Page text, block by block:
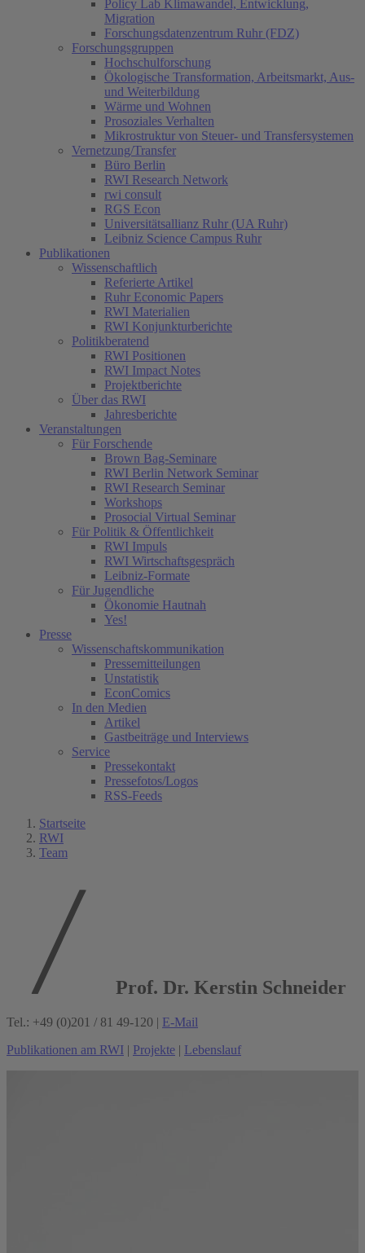
Policy Lab Klimawandel, Entwicklung,
Migration
Forschungsdatenzentrum Ruhr (FDZ)
Forschungsgruppen
Hochschulforschung
Ökologische Transformation, Arbeitsmarkt, Aus-
und Weiterbildung
Wärme und Wohnen
Prosoziales Verhalten
Mikrostruktur von Steuer- und Transfersystemen
Vernetzung/Transfer
Büro Berlin
RWI Research Network
rwi consult
RGS Econ
Universitätsallianz Ruhr (UA Ruhr)
Leibniz Science Campus Ruhr
Publikationen
Wissenschaftlich
Referierte Artikel
Ruhr Economic Papers
RWI Materialien
RWI Konjunkturberichte
Politikberatend
RWI Positionen
RWI Impact Notes
Projektberichte
Über das RWI
Jahresberichte
Veranstaltungen
Für Forschende
Brown Bag-Seminare
RWI Berlin Network Seminar
RWI Research Seminar
Workshops
Prosocial Virtual Seminar
Für Politik & Öffentlichkeit
RWI Impuls
RWI Wirtschaftsgespräch
Leibniz-Formate
Für Jugendliche
Ökonomie Hautnah
Yes!
Presse
Wissenschaftskommunikation
Pressemitteilungen
Unstatistik
EconComics
In den Medien
Artikel
Gastbeiträge und Interviews
Service
Pressekontakt
Pressefotos/Logos
RSS-Feeds
Startseite
RWI
Team
Prof. Dr. Kerstin Schneider
Tel.: +49 (0)201 / 81 49-120 | E-Mail
Publikationen am RWI | Projekte | Lebenslauf